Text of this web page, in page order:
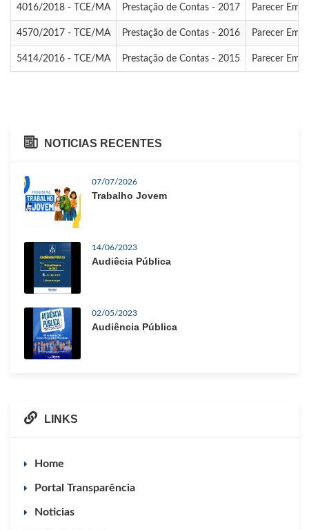
4016/2018 - TCE/MA Prestação de Contas - 2017 Parecer
4570/2017 - TCE/MA Prestação de Contas - 2016 Parecer
5414/2016 - TCE/MA Prestação de Contas - 2015 Parecer
NOTICIAS RECENTES
07/07/2026
Trabalho Jovem
14/06/2023
Audiêcia Pública
02/05/2023
Audiência Pública
LINKS
Home
Portal Transparência
Noticias